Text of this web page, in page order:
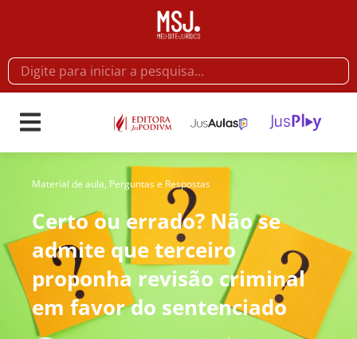
Material de aula, Perguntas e Respostas
Certo ou errado? Não se
admite que terceiro
proponha revisão criminal
em favor do sentenciado